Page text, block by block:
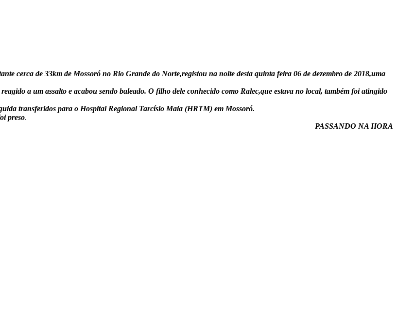
cerca de 33km de Mossoró no Rio Grande do Norte,registou na noite desta quinta feira 06 de dezembro de 2018,uma
a um assalto e acabou sendo baleado. O filho dele conhecido como Ralec,que estava no local, também foi atingido
transferidos para o Hospital Regional Tarcísio Maia (HRTM) em Mossoró.
preso.
PASSANDO NA HORA